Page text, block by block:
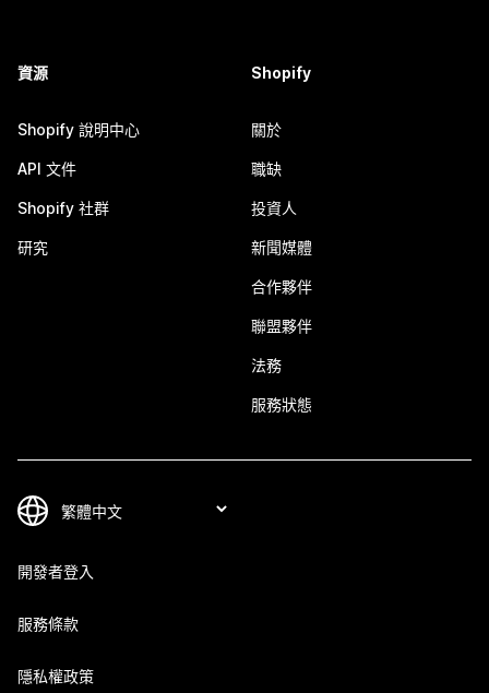
資源
Shopify 說明中心
API 文件
Shopify 社群
研究
Shopify
關於
職缺
投資人
新聞媒體
合作夥伴
聯盟夥伴
法務
服務狀態
開發者登入
服務條款
隱私權政策